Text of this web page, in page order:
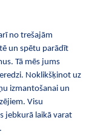
noteikumi
Kontakti